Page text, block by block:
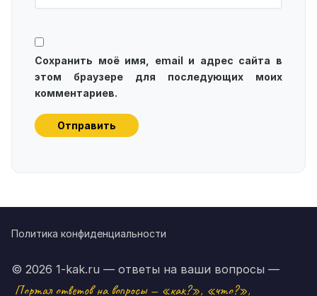
Сохранить моё имя, email и адрес сайта в
этом браузере для последующих моих
комментариев.
Политика конфиденциальности
© 2026 1-kak.ru — ответы на ваши вопросы —
Портал ответов на вопросы — «как?», «что?»,